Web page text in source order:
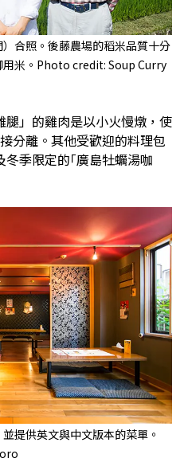
合照。後藤農場的稻米品質十分
用米。Photo credit: Soup Curry
」的雞肉是以小火慢燉，使
分離。其他受歡迎的料理包
季限定的｢廣島牡蠣湯咖
提供英文與中文版本的菜單。